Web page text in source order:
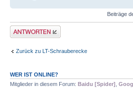
Beiträge
Antwort erstellen
Zurück zu LT-Schrauberecke
WER IST ONLINE?
Mitglieder in diesem Forum: Baidu [Spider]